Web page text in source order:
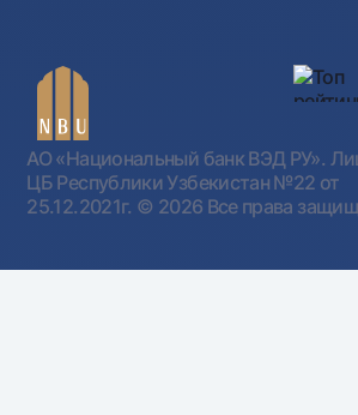
АО «Национальный банк ВЭД РУ».
ЦБ Республики Узбекистан №22 от
25.12.2021г. © 2026 Все права